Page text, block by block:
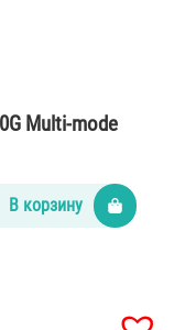
Multi-mode
В корзину